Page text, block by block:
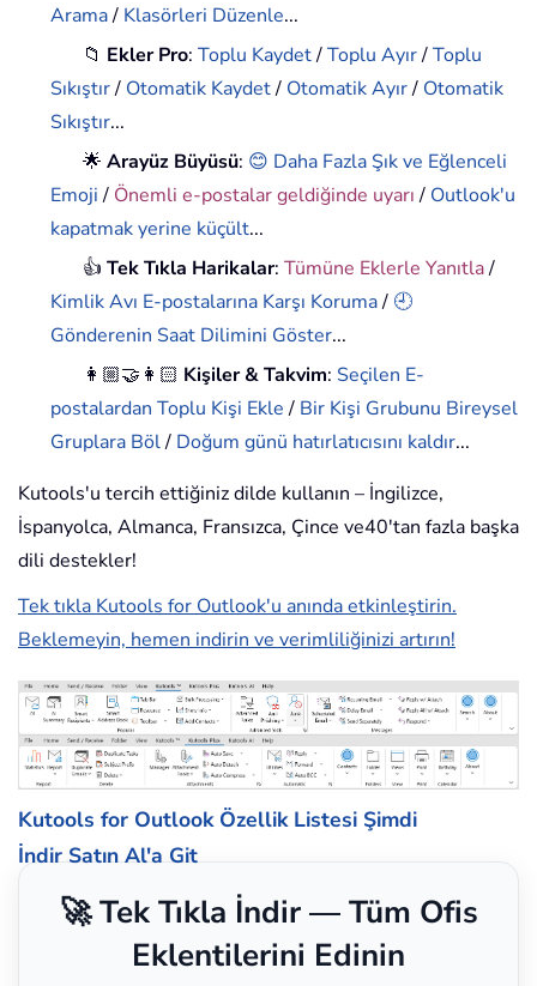
Arama/ Klasörleri Düzenle...
📁 Ekler Pro:Toplu Kaydet/Toplu Ayır/Toplu
Sıkıştır/ Otomatik Kaydet/ Otomatik Ayır/ Otomatik
Sıkıştır...
🌟Arayüz Büyüsü: 😊 Daha Fazla Şık ve Eğlenceli
Emoji/ Önemli e-postalar geldiğinde uyarı/ Outlook'u
kapatmak yerine küçült...
👍Tek Tıkla Harikalar:Tümüne Eklerle Yanıtla/
Kimlik Avı E-postalarına Karşı Koruma/ 🕘
Gönderenin Saat Dilimini Göster...
👩🏼‍🤝‍👩🏻 Kişiler & Takvim: Seçilen E-
postalardan Toplu Kişi Ekle/ Bir Kişi Grubunu Bireysel
Gruplara Böl/ Doğum günü hatırlatıcısını kaldır...
Kutools'u tercih ettiğiniz dilde kullanın – İngilizce,
İspanyolca, Almanca, Fransızca, Çince ve40'tan fazla başka
dili destekler!
Tek tıkla Kutools for Outlook'u anında etkinleştirin.
Beklemeyin, hemen indirin ve verimliliğinizi artırın!
Kutools for Outlook Özellik Listesi Şimdi
İndir Satın Al'a Git
🚀 Tek Tıkla İndir — Tüm Ofis
Eklentilerini Edinin